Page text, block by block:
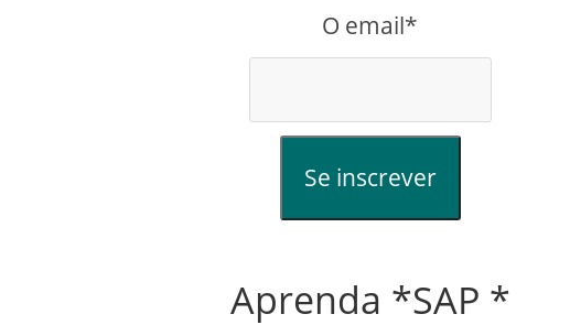
O email*
Se inscrever
Aprenda *SAP *